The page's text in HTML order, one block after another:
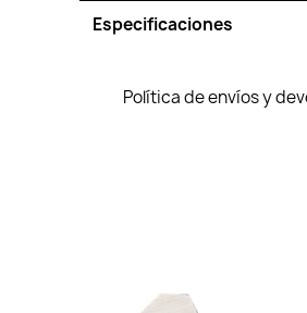
Especificaciones
Política de envíos y